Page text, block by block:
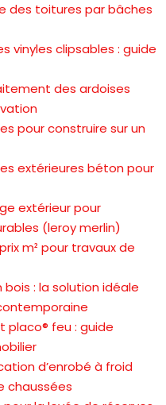
des toitures par bâches
vinyles clipsables : guide
des ardoises
pour construire sur un
extérieures béton pour
extérieur pour
(leroy merlin)
m² pour travaux de
: la solution idéale
placo® feu : guide
d’enrobé à froid
chaussées